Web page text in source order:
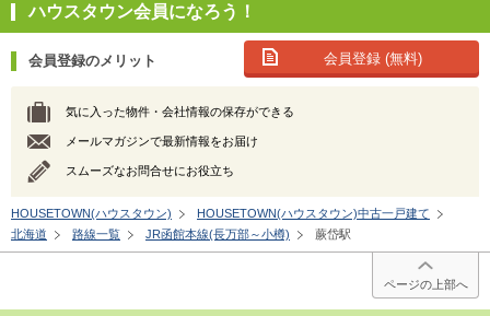
ハウスタウン会員になろう！
会員登録のメリット 会員登録 (無料)
気に入った物件・会社情報の保存ができる
メールマガジンで最新情報をお届け
スムーズなお問合せにお役立ち
HOUSETOWN(ハウスタウン)
HOUSETOWN(ハウスタウン)中古一戸建て
北海道
路線一覧 JR函館本線(長万部～小樽) 蕨岱駅
ページの上部へ